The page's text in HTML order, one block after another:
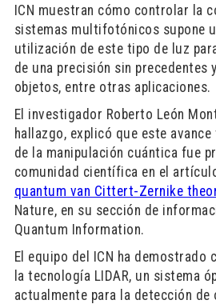
ICN muestran cómo controlar la
sistemas multifotónicos supone
utilización de este tipo de luz
de una precisión sin precedentes
objetos, entre otras aplicaciones.
El investigador Roberto León
hallazgo, explicó que este
de la manipulación cuántica fue
comunidad científica en el
quantum van Cittert-Zernike
Nature, en su sección de
Quantum Information.
El equipo del ICN ha demostrado
la tecnología LIDAR, un sistema
actualmente para la detección de